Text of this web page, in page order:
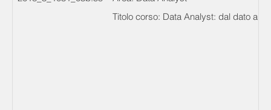
Titolo corso: Data Analyst: dal dato